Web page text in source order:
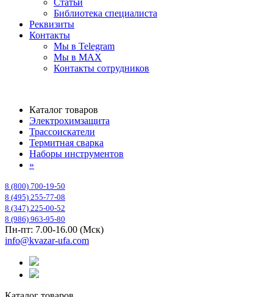
Статьи
Библиотека специалиста
Реквизиты
Контакты
Мы в Telegram
Мы в MAX
Контакты сотрудников
Каталог товаров
Электрохимзащита
Трассоискатели
Термитная сварка
Наборы инструментов
»
8 (800) 700-19-50
8 (495) 255-77-08
8 (347) 225-00-52
8 (986) 963-95-80
Пн-пт: 7.00-16.00 (Мск)
info@kvazar-ufa.com